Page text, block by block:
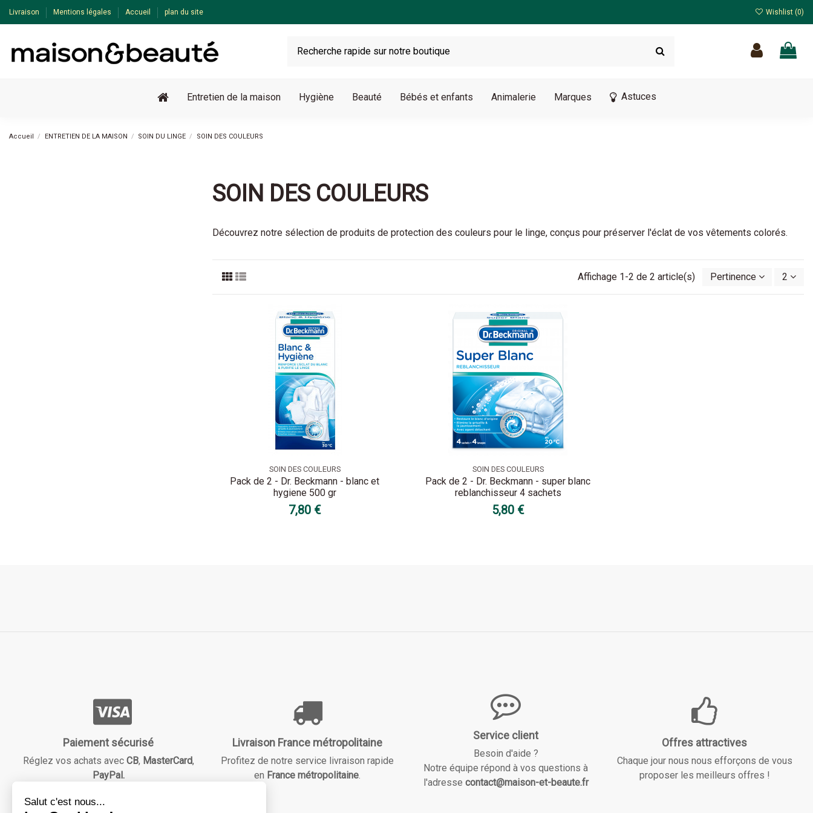
Livraison Mentions légales Accueil plan du site Wishlist (0)
Entretien de la maison Hygiène Beauté Bébés et enfants Animalerie Marques Astuces
Accueil ENTRETIEN DE LA MAISON SOIN DU LINGE SOIN DES COULEURS
SOIN DES COULEURS
Découvrez notre sélection de produits de protection des couleurs pour le linge, conçus pour préserver l'éclat de vos vêtements colorés.
Affichage 1-2 de 2 article(s) Pertinence 2
SOIN DES COULEURS
Pack de 2 - Dr. Beckmann - blanc et
hygiene 500 gr
7,80 €
SOIN DES COULEURS
Pack de 2 - Dr. Beckmann - super blanc
reblanchisseur 4 sachets
5,80 €
Paiement sécurisé
Réglez vos achats avec CB, MasterCard,
PayPal.
Livraison France métropolitaine
Profitez de notre service livraison rapide
en France métropolitaine.
Service client
Besoin d'aide ?
Notre équipe répond à vos questions à
l'adresse contact@maison-et-beaute.fr
Offres attractives
Chaque jour nous nous efforçons de vous
proposer les meilleurs offres !